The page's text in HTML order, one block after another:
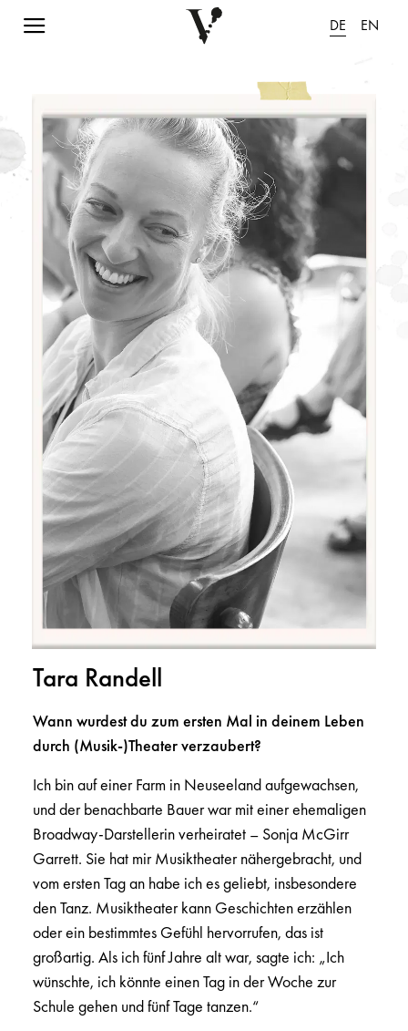
Navigation einblenden DE EN
Tara Randell
Wann wurdest du zum ersten Mal in deinem Leben
durch (Musik-)Theater verzaubert?
Ich bin auf einer Farm in Neuseeland aufgewachsen,
und der benachbarte Bauer war mit einer ehemaligen
Broadway-Darstellerin verheiratet – Sonja McGirr
Garrett. Sie hat mir Musiktheater nähergebracht, und
vom ersten Tag an habe ich es geliebt, insbesondere
den Tanz. Musiktheater kann Geschichten erzählen
oder ein bestimmtes Gefühl hervorrufen, das ist
großartig. Als ich fünf Jahre alt war, sagte ich: „Ich
wünschte, ich könnte einen Tag in der Woche zur
Schule gehen und fünf Tage tanzen.“